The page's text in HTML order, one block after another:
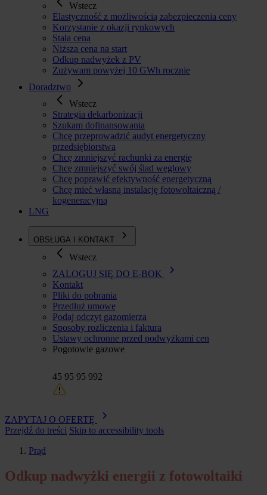
Wstecz
Elastyczność z możliwością zabezpieczenia ceny
Korzystanie z okazji rynkowych
Stała cena
Niższa cena na start
Odkup nadwyżek z PV
Zużywam powyżej 10 GWh rocznie
Doradztwo
Wstecz
Strategia dekarbonizacji
Szukam dofinansowania
Chcę przeprowadzić audyt energetyczny
przedsiębiorstwa
Chcę zmniejszyć rachunki za energię
Chcę zmniejszyć swój ślad węglowy
Chcę poprawić efektywność energetyczną
Chcę mieć własną instalację fotowoltaiczną /
kogeneracyjną
LNG
OBSŁUGA I KONTAKT
Wstecz
ZALOGUJ SIĘ DO E-BOK
Kontakt
Pliki do pobrania
Przedłuż umowę
Podaj odczyt gazomierza
Sposoby rozliczenia i faktura
Ustawy ochronne przed podwyżkami cen
Pogotowie gazowe
45 95 95 992
ZAPYTAJ O OFERTĘ
Przejdź do treści Skip to accessibility tools
nawigacyjna
Prąd
Odkup nadwyżki energii z fotowoltaiki